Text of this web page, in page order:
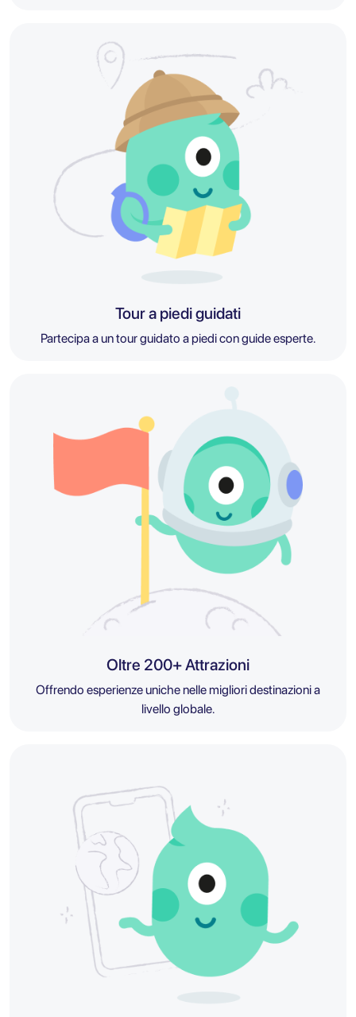
Tour a piedi guidati
Partecipa a un tour guidato a piedi con guide esperte.
Oltre 200+ Attrazioni
Offrendo esperienze uniche nelle migliori destinazioni a
livello globale.